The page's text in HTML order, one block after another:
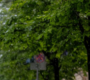
Муниципальная
Противодействие